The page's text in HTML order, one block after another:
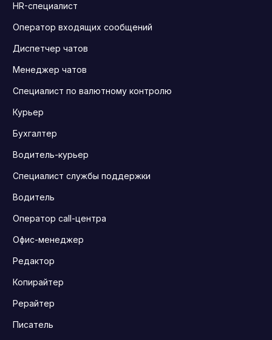
HR-специалист
Оператор входящих сообщений
Диспетчер чатов
Менеджер чатов
Специалист по валютному контролю
Курьер
Бухгалтер
Водитель-курьер
Специалист службы поддержки
Водитель
Оператор call-центра
Офис-менеджер
Редактор
Копирайтер
Рерайтер
Писатель